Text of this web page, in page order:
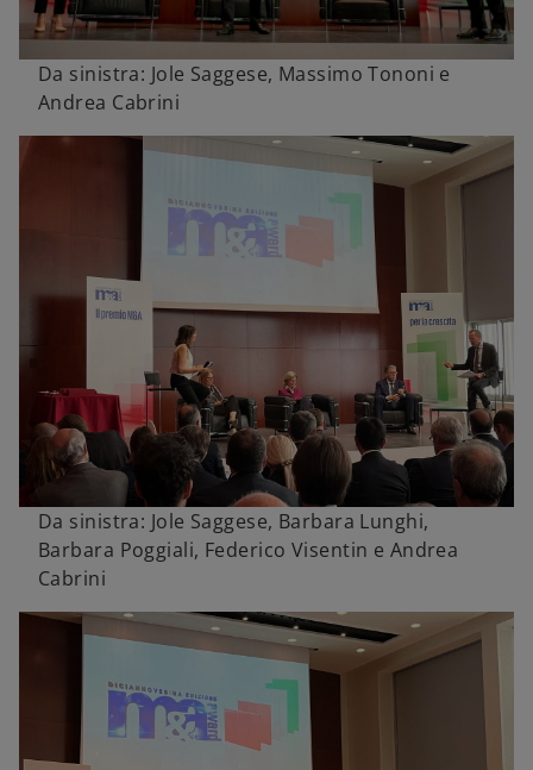
Da sinistra: Jole Saggese, Massimo Tononi e
Andrea Cabrini
Da sinistra: Jole Saggese, Barbara Lunghi,
Barbara Poggiali, Federico Visentin e Andrea
Cabrini